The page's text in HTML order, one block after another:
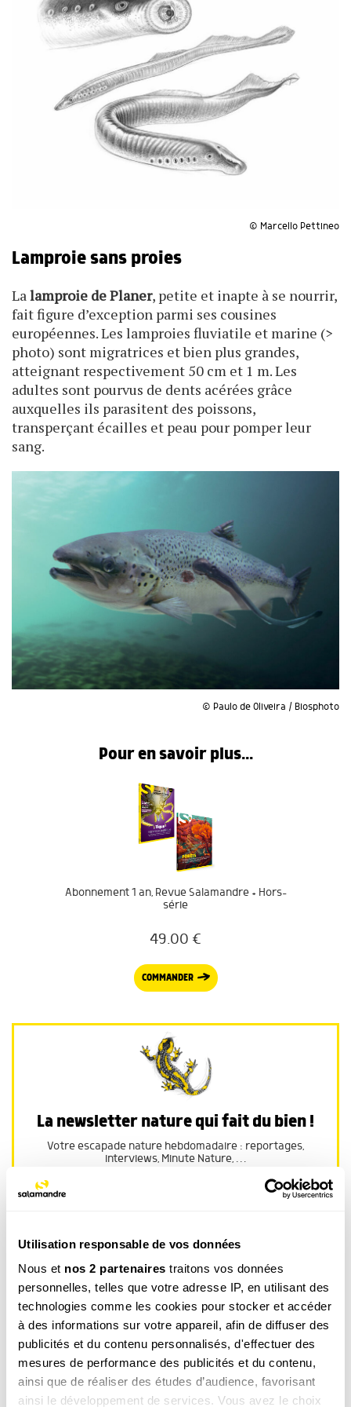
Utilisation responsable de vos données
Nous et nos 2 partenaires traitons vos données
personnelles, telles que votre adresse IP, en utilisant des
technologies comme les cookies pour stocker et accéder
à des informations sur votre appareil, afin de diffuser des
publicités et du contenu personnalisés, d'effectuer des
mesures de performance des publicités et du contenu,
ainsi que de réaliser des études d’audience, favorisant
ainsi le développement de services. Vous avez le choix
© Marcello Pettineo
Lamproie sans proies
Lalamproie de Planer, petite et inapte à se nourrir,
fait figure d’exception parmi ses cousines
européennes. Les lamproies fluviatile et marine (>
photo) sont migratrices et bien plus grandes,
atteignant respectivement 50 cm et 1 m. Les
adultes sont pourvus de dents acérées grâce
auxquelles ils parasitent des poissons,
transperçant écailles et peau pour pomper leur
sang.
© Paulo de Oliveira / Biosphoto
Pour en savoir plus...
Abonnement 1 an, Revue Salamandre + Hors-
série
49.00 €
COMMANDER
La newsletter nature qui fait du bien !
Votre escapade nature hebdomadaire : reportages,
interviews, Minute Nature, …
M’INSCRIRE
Par votre inscription vous acceptez la
vous désinscrire à tout moment.
Article ouvert aux
abonnés